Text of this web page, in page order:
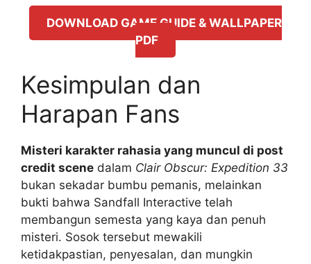
DOWNLOAD GAME GUIDE & WALLPAPER
PDF
Kesimpulan dan
Harapan Fans
Misteri karakter rahasia yang muncul di post
credit scene dalam Clair Obscur: Expedition 33
bukan sekadar bumbu pemanis, melainkan
bukti bahwa Sandfall Interactive telah
membangun semesta yang kaya dan penuh
misteri. Sosok tersebut mewakili
ketidakpastian, penyesalan, dan mungkin